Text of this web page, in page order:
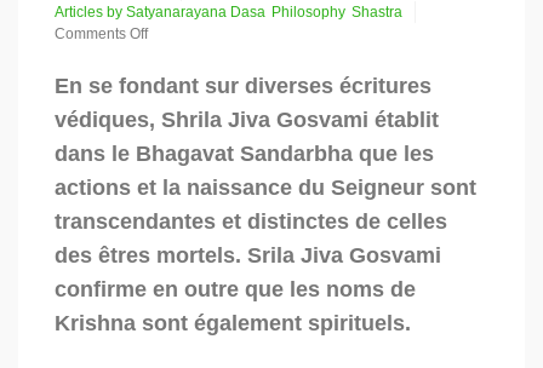
Articles by Satyanarayana Dasa Philosophy Shastra
Comments Off
La
nature
transcendante
Saint
Nom
partie)
En se fondant sur diverses écritures
védiques, Shrila Jiva Gosvami établit
dans le Bhagavat Sandarbha que les
actions et la naissance du Seigneur sont
transcendantes et distinctes de celles
des êtres mortels. Srila Jiva Gosvami
confirme en outre que les noms de
Krishna sont également spirituels.